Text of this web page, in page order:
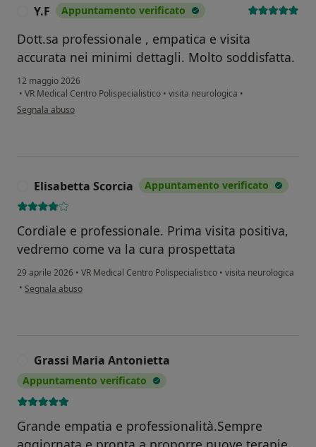
Y.F Appuntamento verificato
Dott.sa professionale , empatica e visita
accurata nei minimi dettagli. Molto soddisfatta.
12 maggio 2026
• VR Medical Centro Polispecialistico • visita neurologica •
secondo l'opinione dell'utente Y.F
Segnala abuso
Elisabetta Scorcia Appuntamento verificato
Cordiale e professionale. Prima visita positiva,
vedremo come va la cura prospettata
29 aprile 2026 • VR Medical Centro Polispecialistico • visita neurologica
• secondo l'opinione dell'utente Elisabetta Scorcia
Segnala abuso
Grassi Maria Antonietta
Appuntamento verificato
Grande empatia e professionalità.Sempre